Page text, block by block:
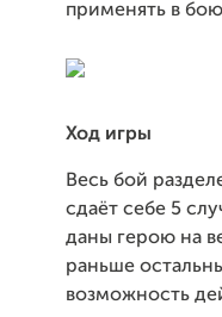
применять в
Ход игры
Весь бой
сдаёт себе 5
даны герою на
раньше
возможность